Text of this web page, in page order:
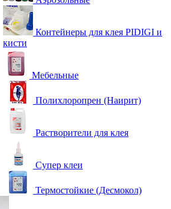
Контейнеры для клея PIDIGI и
кисти
Мебельные
Полихлоропрен (Наирит)
Растворители для клея
Супер клеи
Термостойкие (Десмокол)